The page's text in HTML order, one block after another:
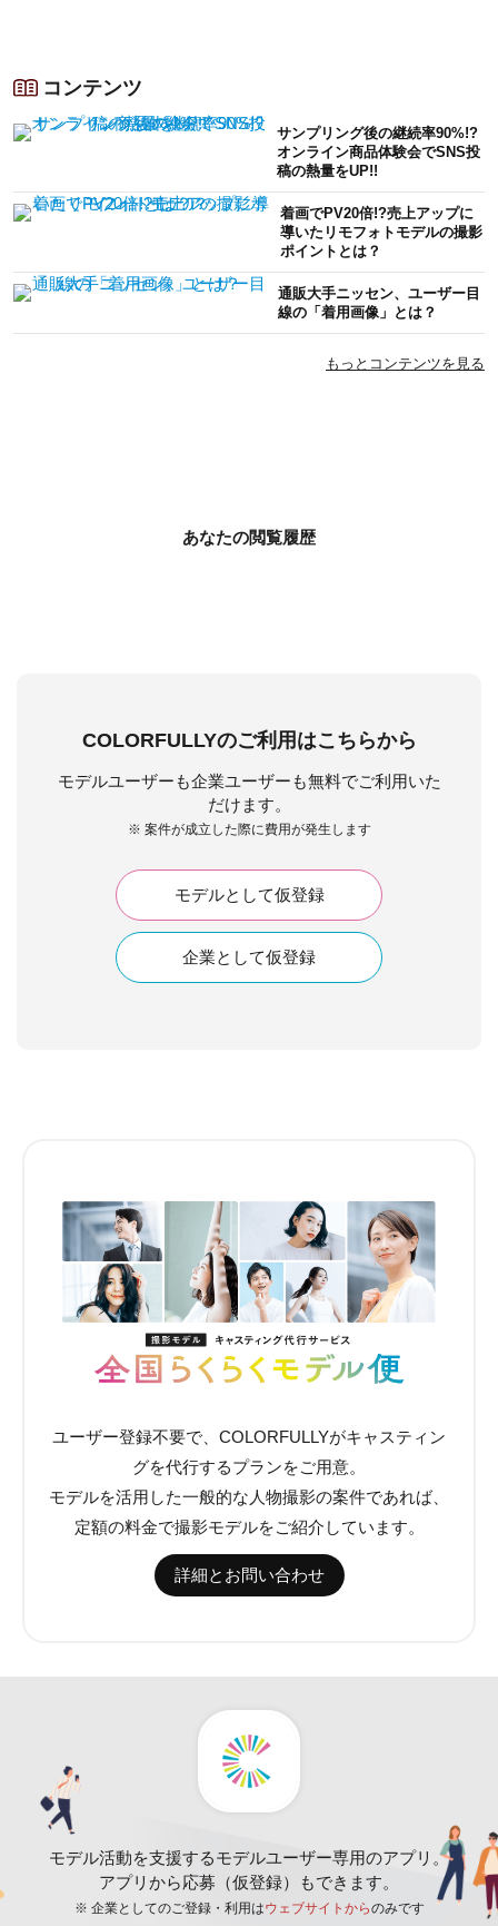
コンテンツ
サンプリング後の継続率90%!?
オンライン商品体験会でSNS投
稿の熱量をUP!!
着画でPV20倍!?売上アップに
導いたリモフォトモデルの撮影
ポイントとは？
通販大手ニッセン、ユーザー目
線の「着用画像」とは？
もっとコンテンツを見る
あなたの閲覧履歴
COLORFULLYのご利用はこちらから
モデルユーザーも企業ユーザーも無料でご利用いた
だけます。
※ 案件が成立した際に費用が発生します
モデルとして仮登録
企業として仮登録
ユーザー登録不要で、COLORFULLYがキャスティン
グを代行するプランをご用意。
モデルを活用した一般的な人物撮影の案件であれば、
定額の料金で撮影モデルをご紹介しています。
詳細とお問い合わせ
モデル活動を支援するモデルユーザー専用のアプリ。
アプリから応募（仮登録）もできます。
※ 企業としてのご登録・利用はウェブサイトからのみです